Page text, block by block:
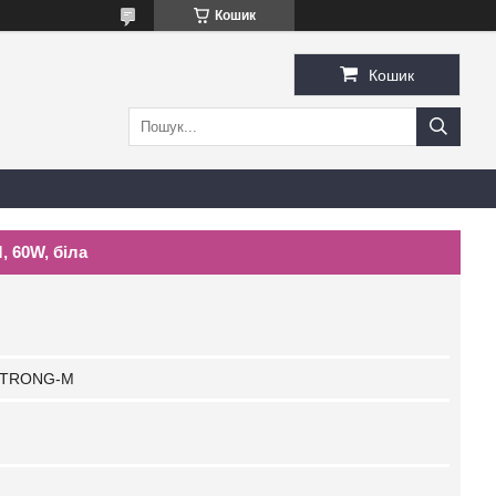
Кошик
Кошик
60W, біла
M